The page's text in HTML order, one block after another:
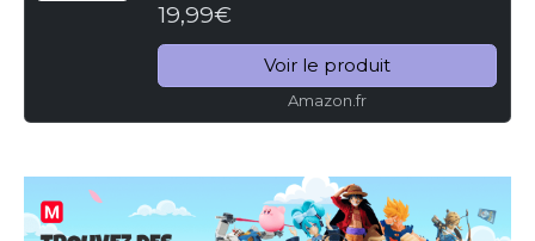
Plus,[Œufs à Couver ou Bonbons
Copains][Version Muette]
Équipement...
19,99€
Voir le produit
Amazon.fr